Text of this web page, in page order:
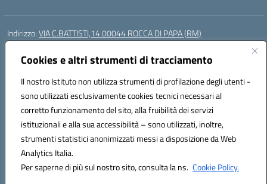
Cookies e altri strumenti di tracciamento
Il nostro Istituto non utilizza strumenti di profilazione degli utenti -
sono utilizzati esclusivamente cookies tecnici necessari al
corretto funzionamento del sito, alla fruibilità dei servizi
istituzionali e alla sua accessibilità – sono utilizzati, inoltre,
strumenti statistici anonimizzati messi a disposizione da Web
Analytics Italia.
Per saperne di più sul nostro sito, consulta la ns. Cookie Policy.
Indirizzo:VIA C.BATTISTI,14 00044 ROCCA DI PAPA (RM)
Centralino:
Posta elettronica certificata (PEC):rmic8aq00n@pec.istruzione.it
Codice fiscale: 84002620585
Codice meccanografico:RMIC8AQ00N
Codice Indice delle Pubbliche Amministrazioni (IPA): istsc_rmic8aq00n
Codice unico di fatturazione (CUF): 7JVJUU
Hosting & Powered by 3D Solution S.r.l.
Concept & Design by Designers Italia